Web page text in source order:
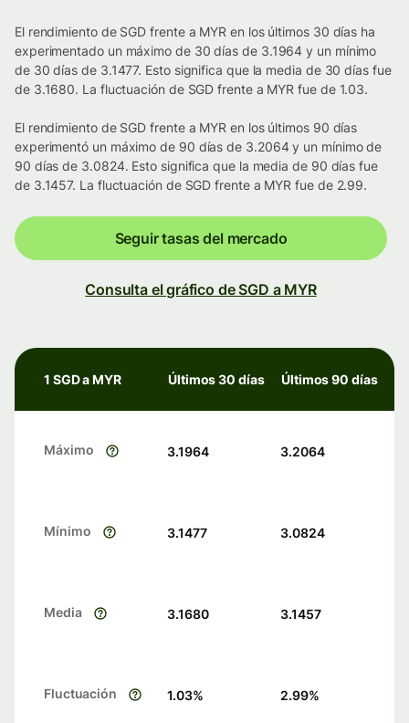
El rendimiento de SGD frente a MYR en los últimos 30 días ha
experimentado un máximo de 30 días de 3.1964 y un mínimo
de 30 días de 3.1477. Esto significa que la media de 30 días fue
de 3.1680. La fluctuación de SGD frente a MYR fue de 1.03.
El rendimiento de SGD frente a MYR en los últimos 90 días
experimentó un máximo de 90 días de 3.2064 y un mínimo de
90 días de 3.0824. Esto significa que la media de 90 días fue
de 3.1457. La fluctuación de SGD frente a MYR fue de 2.99.
Seguir tasas del mercado
Consulta el gráfico de SGD a MYR
1 SGD a MYR Últimos 30 días Últimos 90 días
Máximo 3.1964 3.2064
Mínimo 3.1477 3.0824
Media 3.1680 3.1457
Fluctuación 1.03% 2.99%